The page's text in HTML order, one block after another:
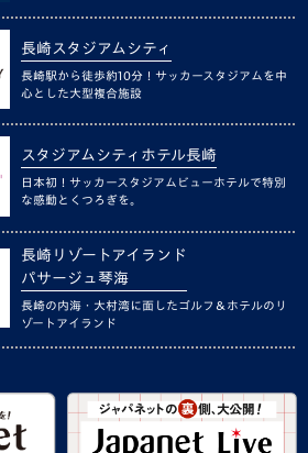
長崎スタジアムシティ
長崎駅から徒歩約10分！サッカースタジアムを中
心とした大型複合施設
スタジアムシティホテル長崎
日本初！サッカースタジアムビューホテルで特別
な感動とくつろぎを。
長崎リゾートアイランド
パサージュ琴海
長崎の内海・大村湾に面したゴルフ＆ホテルのリ
ゾートアイランド